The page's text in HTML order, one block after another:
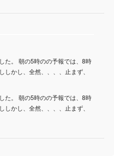
た。 朝の5時のの予報では、8時
かし、全然、、、、止まず、
た。 朝の5時のの予報では、8時
かし、全然、、、、止まず、